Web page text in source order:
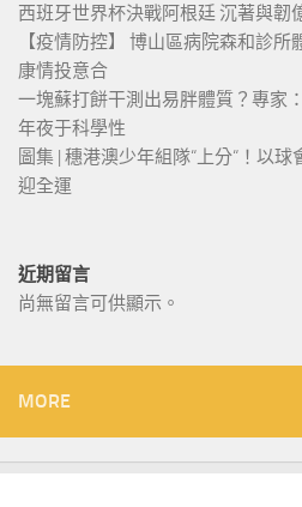
西班牙世界杯決戰阿根廷 沉著與韌
【疫情防控】 博山區病院森和診
康情投意合
一塊蘇打餅干測出易胖體質？專家
年夜于科學性
圖集 | 穗港澳少年組隊“上分“！以
迎全運
近期留言
尚無留言可供顯示。
MORE